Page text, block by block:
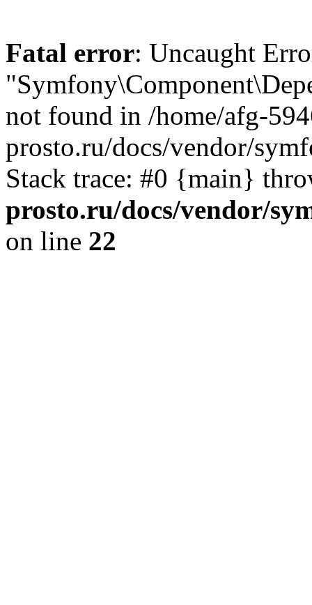
Fatal error: Uncaught
not found in /home/afg-
prosto.ru/docs/vendor/
Stack trace: #0 {main}
prosto.ru/docs/vendor/
on line 22